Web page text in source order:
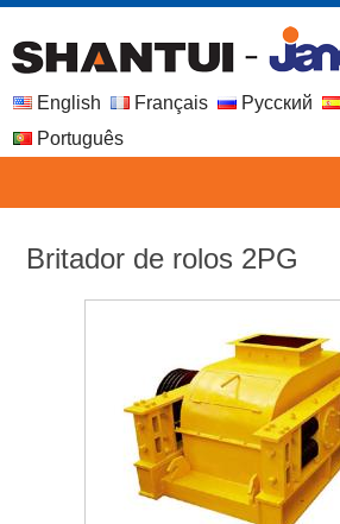
English Français Русский
Português
Britador de rolos 2PG